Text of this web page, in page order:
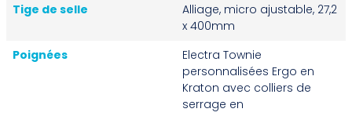
Tige de selle
Alliage, micro ajustable, 27,2
x 400mm
Poignées
Electra Townie
personnalisées Ergo en
Kraton avec colliers de
serrage en